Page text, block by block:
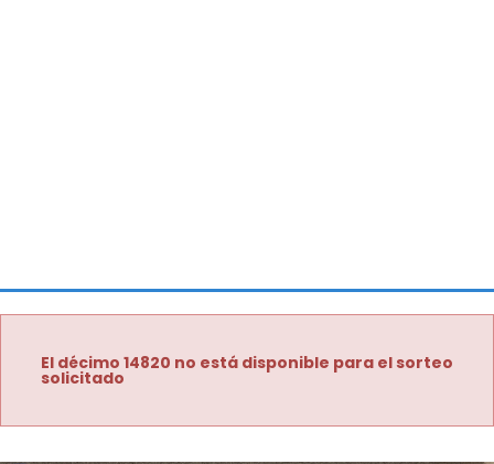
El décimo 14820 no está disponible para el sorteo
solicitado